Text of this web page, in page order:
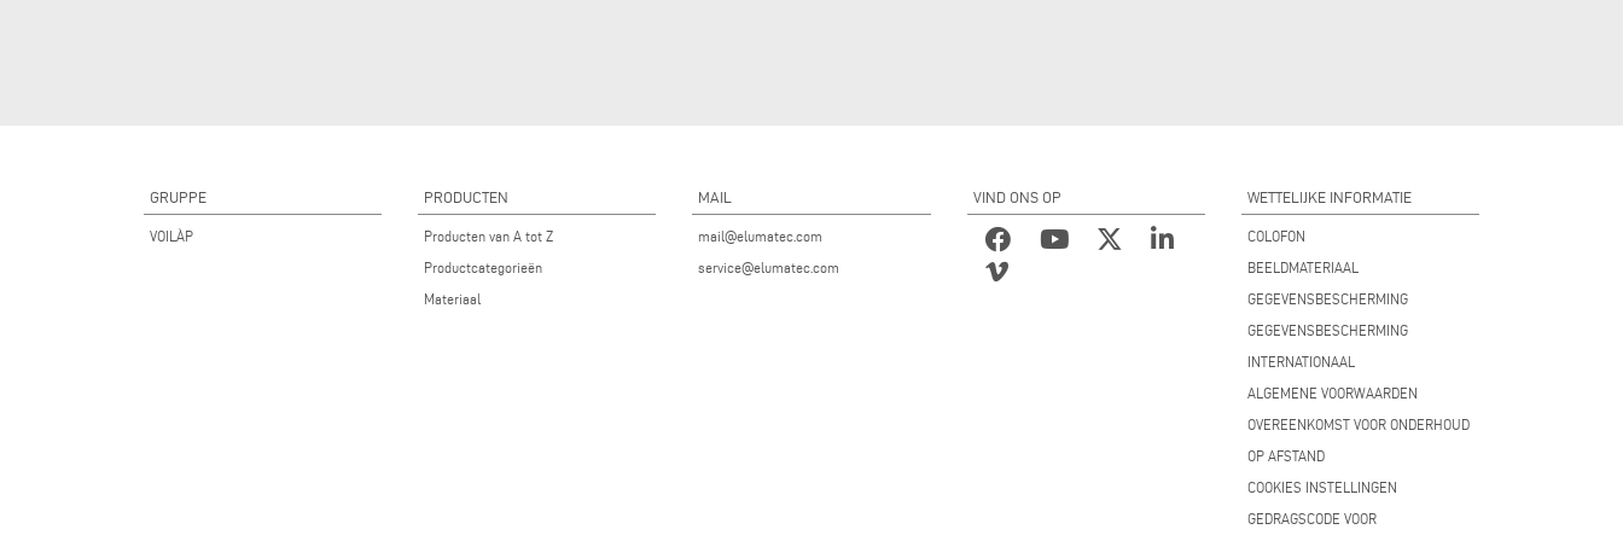
GRUPPE
VOILÀP
PRODUCTEN
Producten van A tot Z
Productcategorieën
Materiaal
MAIL
mail@elumatec.com
service@elumatec.com
VIND ONS OP WETTELIJKE INFORMATIE
COLOFON
BEELDMATERIAAL
GEGEVENSBESCHERMING
GEGEVENSBESCHERMING
INTERNATIONAAL
ALGEMENE VOORWAARDEN
OVEREENKOMST VOOR ONDERHOUD
OP AFSTAND
COOKIES INSTELLINGEN
GEDRAGSCODE VOOR